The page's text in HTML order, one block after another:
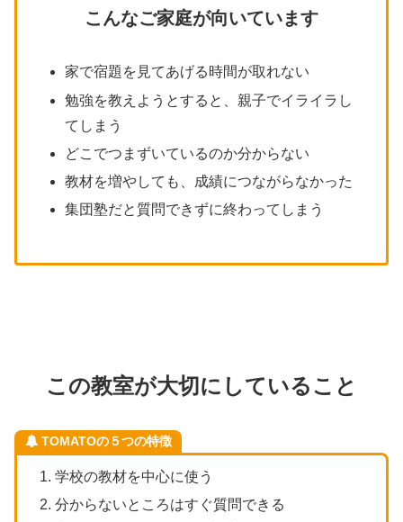
こんなご家庭が向いています
家で宿題を見てあげる時間が取れない
勉強を教えようとすると、親子でイライラし
てしまう
どこでつまずいているのか分からない
教材を増やしても、成績につながらなかった
集団塾だと質問できずに終わってしまう
この教室が大切にしていること
TOMATOの５つの特徴
学校の教材を中心に使う
分からないところはすぐ質問できる